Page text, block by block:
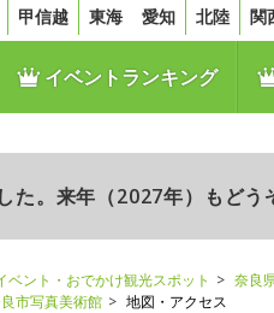
甲信越 東海 愛知 北陸 関
イベントランキング
。来年（2027年）もどう
ント・おでかけ観光スポット
奈良
市写真美術館 地図・アクセス